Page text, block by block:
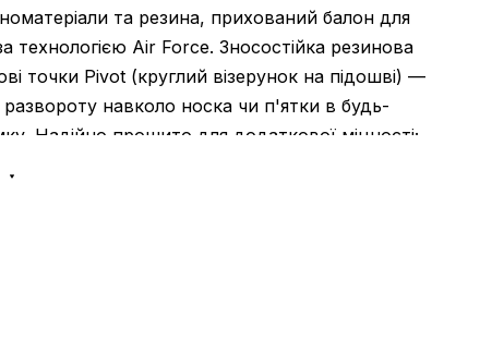
та резина, прихований балон для
технологією Air Force. Зносостійка резинова
точки Pivot (круглий візерунок на підошві) —
развороту навколо носка чи п'ятки в будь-
Надійно прошито для додаткової міцності;